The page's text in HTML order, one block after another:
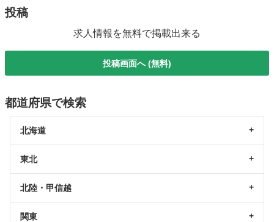
投稿
求人情報を無料で掲載出来る
投稿画面へ (無料)
都道府県で検索
北海道
東北
北陸・甲信越
関東